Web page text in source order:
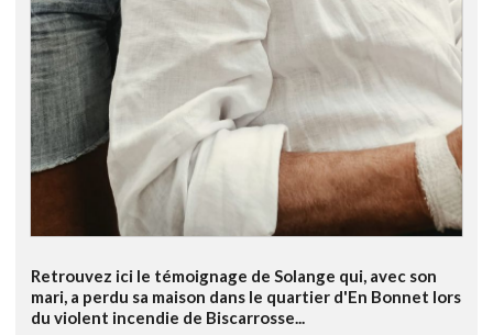
Retrouvez ici le témoignage de Solange qui, avec son
mari, a perdu sa maison dans le quartier d'En Bonnet lors
du violent incendie de Biscarrosse...